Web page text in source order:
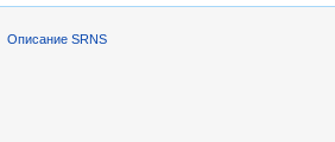
Описание SRNS